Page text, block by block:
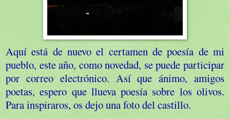
Aquí está de nuevo el certamen de poesía de mi
pueblo, este año, como novedad, se puede participar
por correo electrónico. Así que ánimo, amigos
poetas, espero que llueva poesía sobre los olivos.
Para inspiraros, os dejo una foto del castillo.